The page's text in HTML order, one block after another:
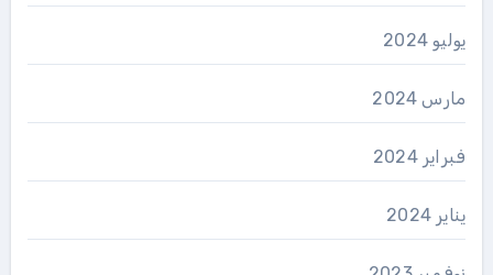
يوليو 2024
مارس 2024
فبراير 2024
يناير 2024